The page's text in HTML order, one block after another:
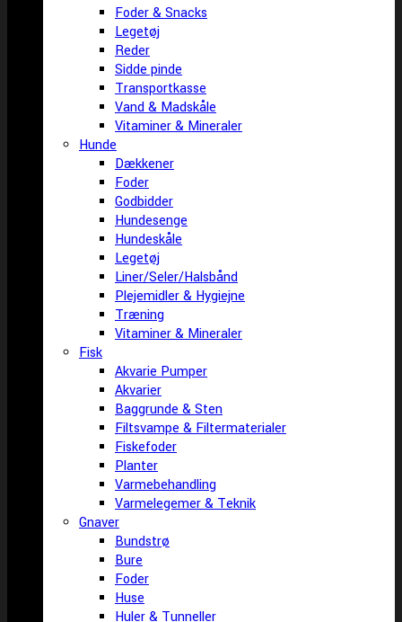
Foder & Snacks
Legetøj
Reder
Sidde pinde
Transportkasse
Vand & Madskåle
Vitaminer & Mineraler
Hunde
Dækkener
Foder
Godbidder
Hundesenge
Hundeskåle
Legetøj
Liner/Seler/Halsbånd
Plejemidler & Hygiejne
Træning
Vitaminer & Mineraler
Fisk
Akvarie Pumper
Akvarier
Baggrunde & Sten
Filtsvampe & Filtermaterialer
Fiskefoder
Planter
Varmebehandling
Varmelegemer & Teknik
Gnaver
Bundstrø
Bure
Foder
Huse
Huler & Tunneller